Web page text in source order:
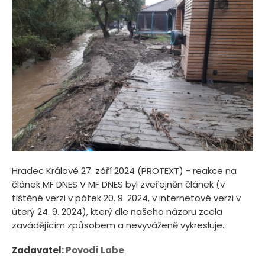
Hradec Králové 27. září 2024 (PROTEXT) - reakce na
článek MF DNES V MF DNES byl zveřejněn článek (v
tištěné verzi v pátek 20. 9. 2024, v internetové verzi v
úterý 24. 9. 2024), který dle našeho názoru zcela
zavádějícím způsobem a nevyváženě vykresluje...
Zadavatel:Povodí Labe